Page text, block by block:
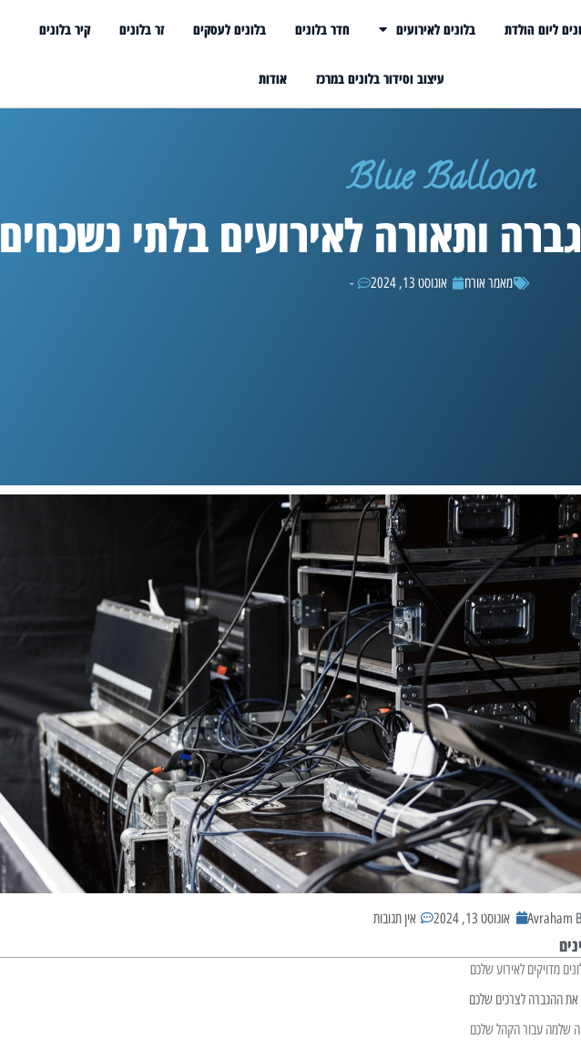
ליום הולדת בלונים לאירועים חדר בלונים בלונים לעסקים זר בלונים קיר בלונים
עיצוב וסידור בלונים במרכז אודות
Blue Balloon
ותאורה לאירועים בלתי נשכחים
מאמר אורח אוגוסט 13, 2024 -
Avraham אוגוסט 13, 2024 אין תגובות
מדויקים לאירוע שלכם
את ההגברה לצרכים שלכם
שלמה עבור הקהל שלכם